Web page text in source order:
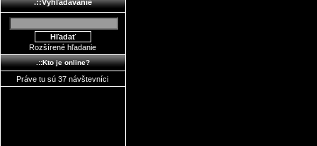
.::Vyhľadávanie
Rozšírené hľadanie
.::Kto je online?
Práve tu sú 37 návštevníci